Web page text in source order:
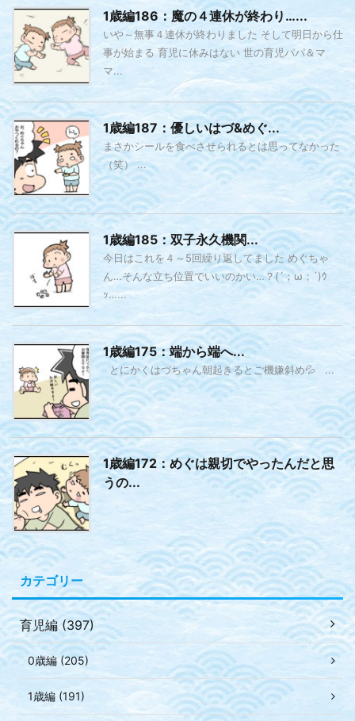
1歳編186：魔の４連休が終わり…...
いや～無事４連休が終わりました そして明日から仕
事が始まる 育児に休みはない 世の育児パパ＆マ
マ...
1歳編187：優しいはづ&めぐ...
まさかシールを食べさせられるとは思ってなかった
（笑） ...
1歳編185：双子永久機関...
今日はこれを４～5回繰り返してました めぐちゃ
ん…そんな立ち位置でいいのかい…？(´；ω；`)ｳ
ｯ…...
1歳編175：端から端へ...
とにかくはづちゃん朝起きるとご機嫌斜め💦 ...
1歳編172：めぐは親切でやったんだと思
うの...
カテゴリー
育児編 (397)
0歳編 (205)
1歳編 (191)